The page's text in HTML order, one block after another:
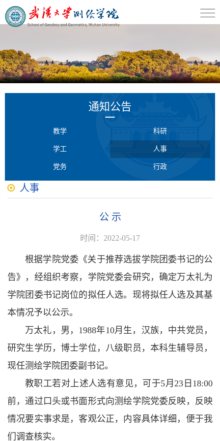
通知公告
教学 科研
学工 人事
党务 行政
人事
公 示
时间：2022-05-17
根据学院党委《关于推荐选拔学院团委书记的公
告》，经组织考察，学院党委会研究，确定万太礼为
学院团委书记岗位的拟任人选。现将拟任人选及其基
本情况予以公示。
万太礼，男，1988年10月生，汉族，中共党员，
研究生学历，博士学位，八级职员，本科生辅导员，
现任测绘学院团委副书记。
教职工若对上述人选有意见，可于5月23日18:00
前，通过口头或书面形式向测绘学院党委反映，反映
情况要实事求是，客观公正，内容具体详细，便于我
们调查核实。